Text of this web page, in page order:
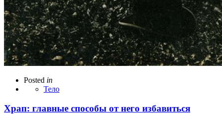
Posted in
Тело
Храп: главные способы от него избавиться